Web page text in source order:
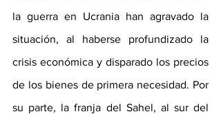
la guerra en Ucrania han agravado la
situación, al haberse profundizado la
crisis económica y disparado los precios
de los bienes de primera necesidad. Por
su parte, la franja del Sahel, al sur del